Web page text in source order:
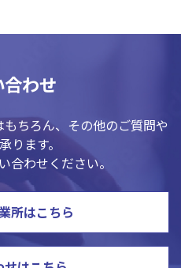
わせ
ちろん、その他のご質問や
ります。
合わせください。
所はこちら